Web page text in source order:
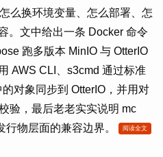
么换环境变量、怎么部署、怎
。文中给出一条 Docker 命令
跑多版本 MinIO 与 OtterIO
AWS CLI、s3cmd 通过标准
对象同步到 OtterIO，并用对
验，最后老老实实说明 mc
物层面的兼容边界。
阅读全文